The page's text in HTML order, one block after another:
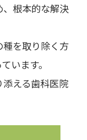
根本的な解決
を取り除く方
います。
える歯科医院